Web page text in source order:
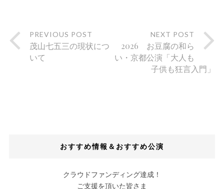
PREVIOUS POST
茂山七五三の現状につ
いて
NEXT POST
2026 お豆腐の和ら
い・京都公演「大人も
子供も狂言入門」
おすすめ情報＆おすすめ公演
クラウドファンディング達成！
ご支援を頂いた皆さま